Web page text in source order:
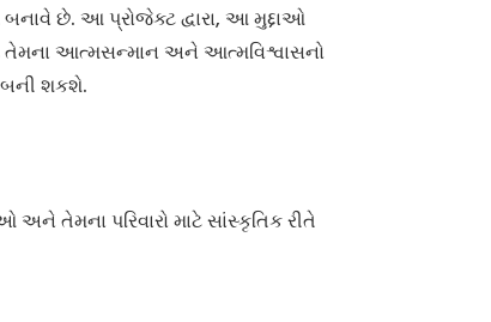
છે. આ પ્રોજેક્ટ દ્વારા, આ મુદ્દાઓ
તેમના આત્મસન્માન અને આત્મવિશ્વાસનો
બની શકશે.
તેમના પરિવારો માટે સાંસ્કૃતિક રીતે